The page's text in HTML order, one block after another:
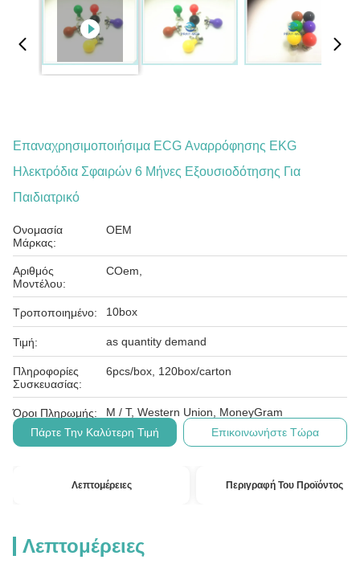
Επαναχρησιμοποιήσιμα ECG Αναρρόφησης EKG
Ηλεκτρόδια Σφαιρών 6 Μήνες Εξουσιοδότησης Για
Παιδιατρικό
Ονομασία
Μάρκας:
OEM
Αριθμός
Μοντέλου:
COem,
Τροποποιημένο: 10box
Τιμή: as quantity demand
Πληροφορίες
Συσκευασίας:
6pcs/box, 120box/carton
Όροι Πληρωμής:
Μ / Τ, Western Union, MoneyGram
Πάρτε Την Καλύτερη Τιμή
Επικοινωνήστε Τώρα
Λεπτομέρειες Περιγραφή Του Προϊόντος
Λεπτομέρειες